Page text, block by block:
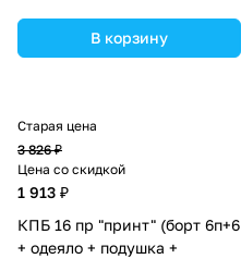
(№П207_2а10бб_03) цвета в
ассортименте.
В корзину
Старая цена
3 826 ₽
Цена со скидкой
1 913 ₽
КПБ 16 пр "принт" (борт 6п+6
+ одеяло + подушка +